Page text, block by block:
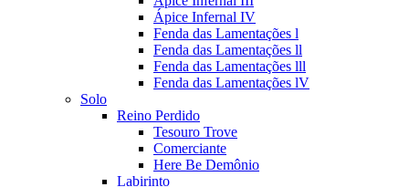
Ápice Infernal IV
Fenda das Lamentações l
Fenda das Lamentações ll
Fenda das Lamentações lll
Fenda das Lamentações lV
Solo
Reino Perdido
Tesouro Trove
Comerciante
Here Be Demônio
Labirinto